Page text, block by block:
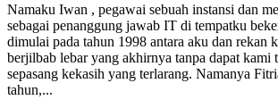
Namaku Iwan , pegawai sebuah instansi dan
sebagai penanggung jawab IT di tempatku
dimulai pada tahun 1998 antara aku dan rekan
berjilbab lebar yang akhirnya tanpa dapat kami
sepasang kekasih yang terlarang. Namanya
tahun,...